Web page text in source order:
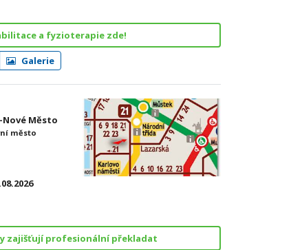
a fyzioterapie zde!
Galerie
Nové Město
město
zajišťují profesionální překladat